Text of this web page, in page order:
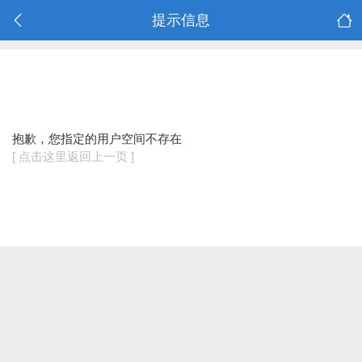
提示信息
抱歉，您指定的用户空间不存在
[ 点击这里返回上一页 ]